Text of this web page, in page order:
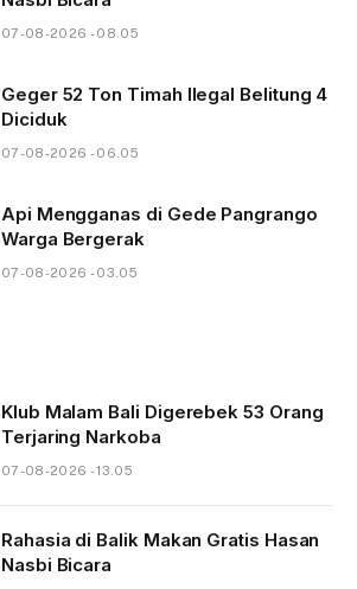
07-08-2026 - 08.05
Geger 52 Ton Timah Ilegal Belitung 4
Diciduk
07-08-2026 - 06.05
Api Mengganas di Gede Pangrango
Warga Bergerak
07-08-2026 - 03.05
Klub Malam Bali Digerebek 53 Orang
Terjaring Narkoba
07-08-2026 - 13.05
Rahasia di Balik Makan Gratis Hasan
Nasbi Bicara